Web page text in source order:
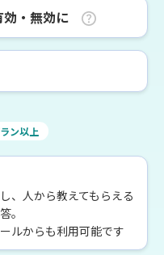
・無効に
ン以上
、人から教えてもらえる
。
ルからも利用可能です